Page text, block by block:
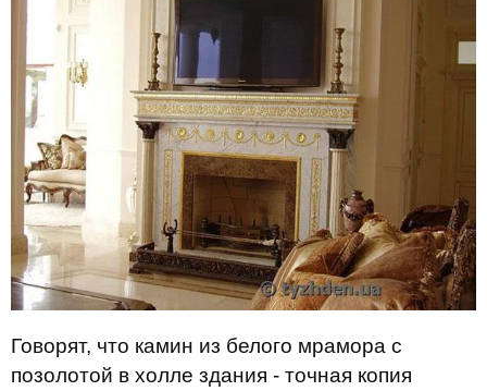
Говорят, что камин из белого мрамора с
позолотой в холле здания - точная копия